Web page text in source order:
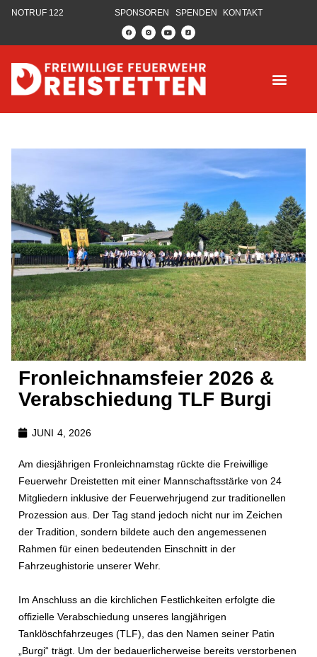
NOTRUF 122 SPONSOREN SPENDEN KONTAKT
Fronleichnamsfeier 2026 &
Verabschiedung TLF Burgi
JUNI 4, 2026
Am diesjährigen Fronleichnamstag rückte die Freiwillige
Feuerwehr Dreistetten mit einer Mannschaftsstärke von 24
Mitgliedern inklusive der Feuerwehrjugend zur traditionellen
Prozession aus. Der Tag stand jedoch nicht nur im Zeichen
der Tradition, sondern bildete auch den angemessenen
Rahmen für einen bedeutenden Einschnitt in der
Fahrzeughistorie unserer Wehr.
Im Anschluss an die kirchlichen Festlichkeiten erfolgte die
offizielle Verabschiedung unseres langjährigen
Tanklöschfahrzeuges (TLF), das den Namen seiner Patin
„Burgi“ trägt. Um der bedauerlicherweise bereits verstorbenen